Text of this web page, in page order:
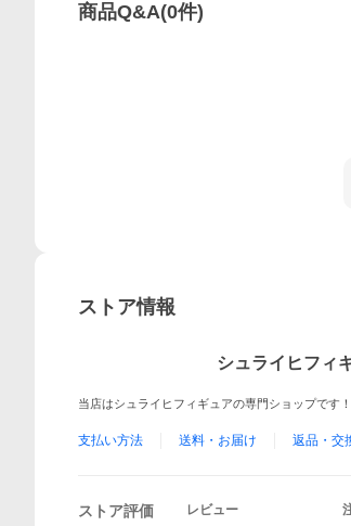
商品Q&A(0件)
ストア情報
シュライヒフィ
当店はシュライヒフィギュアの専門ショップです！
支払い方法 送料・お届け 返品・交
ストア評価 レビュー